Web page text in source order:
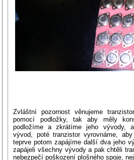
Zvláštní pozornost věnujeme
pomocí podložky, tak aby měly
podložíme a zkrátíme jeho vývody,
vývod, poté tranzistor vyrovnáme,
teprve potom zapájíme další dva jeho
zapájeli všechny vývody a pak chtěli
nebezpečí poškození plošného spoje,